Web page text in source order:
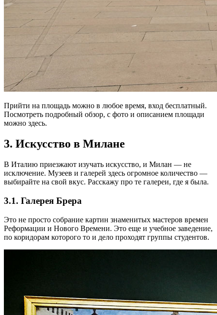
Прийти на площадь можно в любое время, вход бесплатный.
Посмотреть подробный обзор, с фото и описанием площади
можно здесь.
3. Искусство в Милане
В Италию приезжают изучать искусство, и Милан — не
исключение. Музеев и галерей здесь огромное количество —
выбирайте на свой вкус. Расскажу про те галереи, где я была.
3.1. Галерея Брера
Это не просто собрание картин знаменитых мастеров времен
Реформации и Нового Времени. Это еще и учебное заведение,
по коридорам которого то и дело проходят группы студентов.